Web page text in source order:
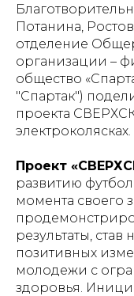
Потанина,
отделение
организации –
общество
"Спартак")
проекта
электроколясках.
Проект
развитию
момента своего
результаты,
позитивных
молодежи с
здоровья.